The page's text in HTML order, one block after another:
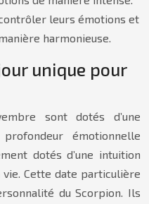
leurs émotions et
harmonieuse.
unique pour
sont dotés d’une
émotionnelle
dotés d’une intuition
Cette date particulière
du Scorpion. Ils